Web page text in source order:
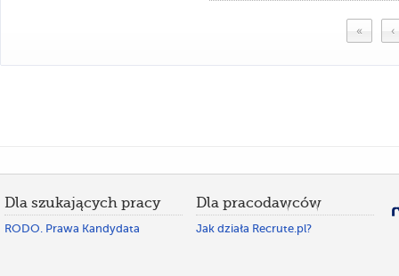
« ‹
Dla szukających pracy
RODO. Prawa Kandydata
Dla pracodawców
Jak działa Recrute.pl?